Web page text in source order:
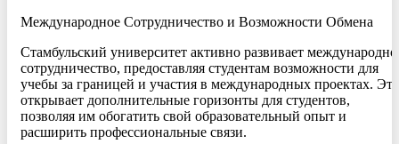
Международное Сотрудничество и Возможности Обмена
Стамбульский университет активно развивает
сотрудничество, предоставляя студентам возможности для
учебы за границей и участия в международных проектах. Это
открывает дополнительные горизонты для студентов,
позволяя им обогатить свой образовательный опыт и
расширить профессиональные связи.